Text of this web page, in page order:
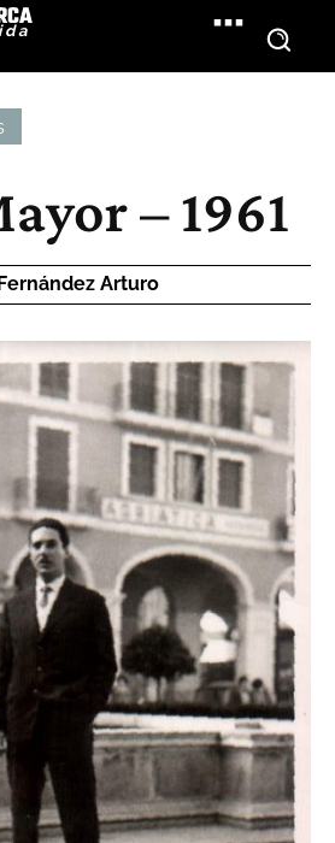
– 1961
Arturo